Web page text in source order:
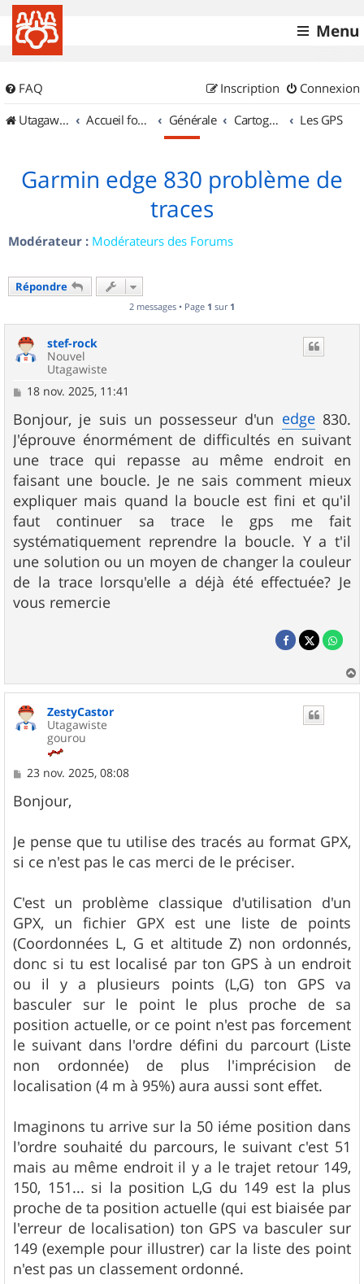
Menu
FAQ Connexion
Inscription
UtagawaVTT (Randos VTT et VTTAE avec traces GPS)
Accueil forum Générale Cartographie et GPS Les GPS
Garmin edge 830 problème de
traces
Modérateur : Modérateurs des Forums
Répondre
2 messages • Page 1 sur 1
stef-rock
Nouvel
Utagawiste
M
s
s
a
g
e
18 nov. 2025, 11:41
Bonjour, je suis un possesseur d'un edge830.
J'éprouve énormément de difficultés en suivant
une trace qui repasse au même endroit en
faisant une boucle. Je ne sais comment mieux
expliquer mais quand la boucle est fini et qu'il
faut continuer sa trace le gps me fait
systématiquement reprendre la boucle. Y a t'il
une solution ou un moyen de changer la couleur
de la trace lorsqu'elle a déjà été effectuée? Je
vous remercie
a
ZestyCastor
Utagawiste
gourou
M
s
s
g
e
23 nov. 2025, 08:08
Bonjour,
Je pense que tu utilise des tracés au format GPX,
si ce n'est pas le cas merci de le préciser.
C'est un problème classique d'utilisation d'un
GPX, un fichier GPX est une liste de points
(Coordonnées L, G et altitude Z) non ordonnés,
donc si tu est localisé par ton GPS à un endroit
ou il y a plusieurs points (L,G) ton GPS va
basculer sur le point le plus proche de sa
position actuelle, or ce point n'est pas forcement
le suivant dans l'ordre défini du parcourt (Liste
non ordonnée) de plus l'imprécision de
localisation (4 m à 95%) aura aussi sont effet.
Imaginons tu arrive sur la 50 iéme position dans
l'ordre souhaité du parcours, le suivant c'est 51
mais au même endroit il y a le trajet retour 149,
150, 151... si la position L,G du 149 est la plus
proche de ta position actuelle (qui est biaisée par
l'erreur de localisation) ton GPS va basculer sur
149 (exemple pour illustrer) car la liste des point
n'est pas un classement ordonné.